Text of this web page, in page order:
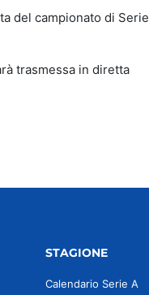
del campionato di Serie
trasmessa in diretta
STAGIONE
Calendario Serie A